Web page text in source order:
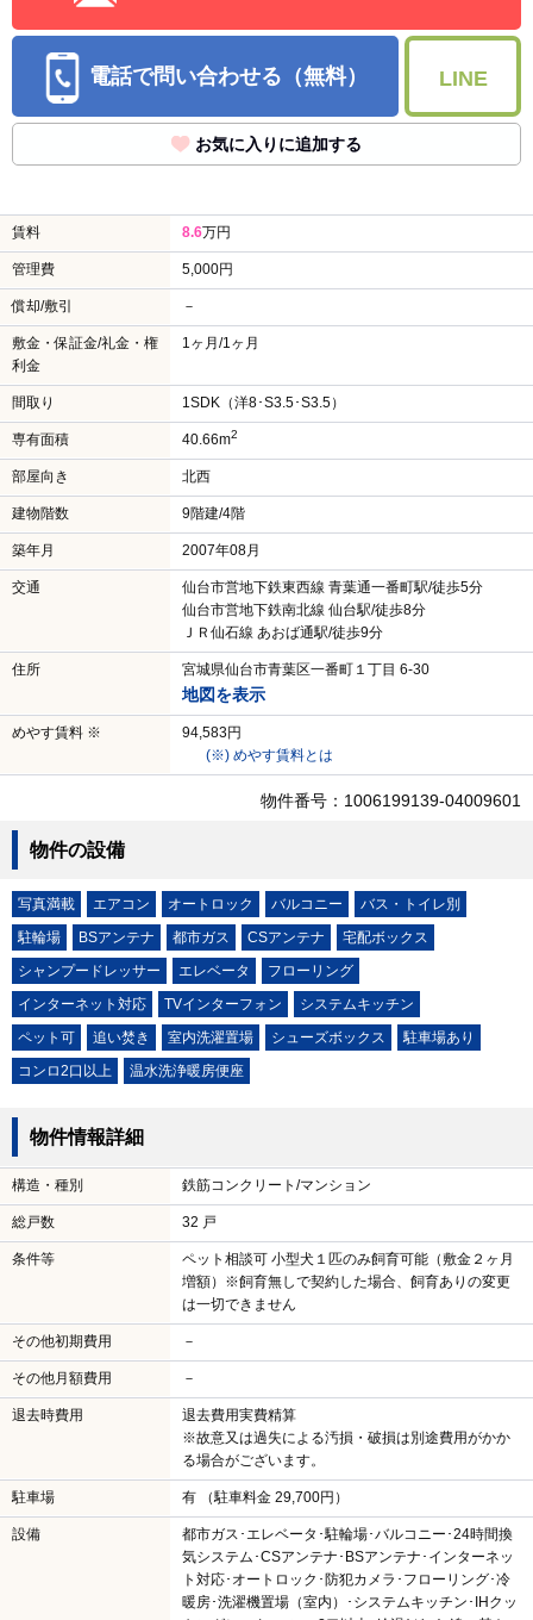
電話で問い合わせる（無料） LINE
お気に入りに追加する
賃料 8.6万円
管理費 5,000円
償却/敷引 －
敷金・保証金/礼金・権
利金
1ヶ月/1ヶ月
間取り 1SDK（洋8･S3.5･S3.5）
専有面積 40.66m2
部屋向き 北西
建物階数 9階建/4階
築年月 2007年08月
交通
仙台市営地下鉄東西線 青葉通一番町駅/徒歩5分
仙台市営地下鉄南北線 仙台駅/徒歩8分
ＪＲ仙石線 あおば通駅/徒歩9分
住所 宮城県仙台市青葉区一番町１丁目 6-30
地図を表示
めやす賃料 ※
94,583円
(※) めやす賃料とは
物件番号：1006199139-04009601
物件の設備
写真満載 エアコン オートロック バルコニー
バス・トイレ別
駐輪場
BSアンテナ 都市ガス CSアンテナ
宅配ボックス
シャンプードレッサー
エレベータ
フローリング
インターネット対応
TVインターフォン
システムキッチン
ペット可
追い焚き 室内洗濯置場 シューズボックス
駐車場あり
コンロ2口以上
温水洗浄暖房便座
物件情報詳細
構造・種別 鉄筋コンクリート/マンション
総戸数 32 戸
条件等
ペット相談可 小型犬１匹のみ飼育可能（敷金２ヶ月
増額）※飼育無しで契約した場合、飼育ありの変更
は一切できません
その他初期費用 －
その他月額費用 －
退去時費用
退去費用実費精算
※故意又は過失による汚損・破損は別途費用がかか
る場合がございます。
駐車場 有 （駐車料金 29,700円）
設備
都市ガス･エレベータ･駐輪場･バルコニー･24時間換
気システム･CSアンテナ･BSアンテナ･インターネッ
ト対応･オートロック･防犯カメラ･フローリング･冷
暖房･洗濯機置場（室内）･システムキッチン･IHクッ